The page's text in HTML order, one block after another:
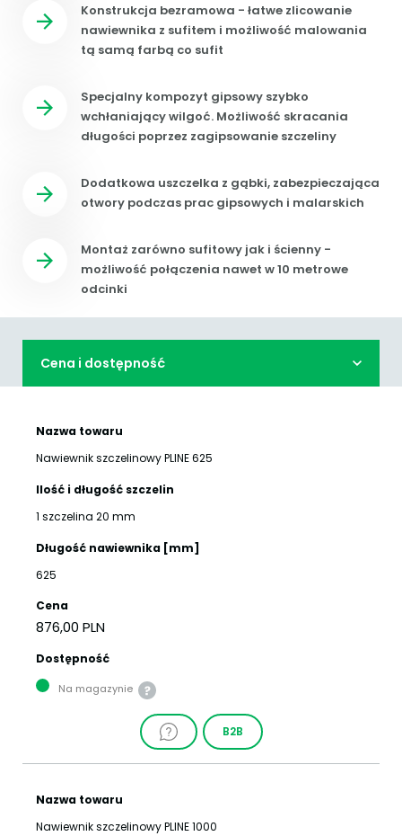
Konstrukcja bezramowa - łatwe zlicowanie
nawiewnika z sufitem i możliwość malowania
tą samą farbą co sufit
Specjalny kompozyt gipsowy szybko
wchłaniający wilgoć. Możliwość skracania
długości poprzez zagipsowanie szczeliny
Dodatkowa uszczelka z gąbki, zabezpieczająca
otwory podczas prac gipsowych i malarskich
Montaż zarówno sufitowy jak i ścienny -
możliwość połączenia nawet w 10 metrowe
odcinki
Cena i dostępność
Nazwa towaru
Nawiewnik szczelinowy PLINE 625
Ilość i długość szczelin
1 szczelina 20 mm
Długość nawiewnika [mm]
625
Cena
876,00 PLN
Dostępność
Na magazynie
B2B
Nazwa towaru
Nawiewnik szczelinowy PLINE 1000